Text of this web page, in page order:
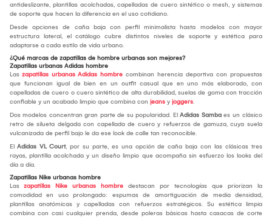
antideslizante, plantillas acolchadas, capelladas de cuero sintético o mesh, y sistemas
de soporte que hacen la diferencia en el uso cotidiano.
Desde opciones de caña baja con perfil minimalista hasta modelos con mayor
estructura lateral, el catálogo cubre distintos niveles de soporte y estética para
adaptarse a cada estilo de vida urbano.
¿Qué marcas de zapatillas de hombre urbanas son mejores?
Zapatillas urbanas Adidas hombre
Las zapatillas urbanas Adidas hombre combinan herencia deportiva con propuestas
que funcionan igual de bien en un outfit casual que en uno más elaborado, con
capelladas de cuero o cuero sintético de alta durabilidad, suelas de goma con tracción
confiable y un acabado limpio que combina con jeans y joggers.
Dos modelos concentran gran parte de su popularidad. El Adidas Samba es un clásico
retro de silueta delgada con capellada de cuero y refuerzos de gamuza, cuya suela
vulcanizada de perfil bajo le da ese look de calle tan reconocible.
El Adidas VL Court, por su parte, es una opción de caña baja con las clásicas tres
rayas, plantilla acolchada y un diseño limpio que acompaña sin esfuerzo los looks del
día a día.
Zapatillas Nike urbanas hombre
Las zapatillas Nike urbanas hombre destacan por tecnologías que priorizan la
comodidad en uso prolongado: espumas de amortiguación de media densidad,
plantillas anatómicas y capelladas con refuerzos estratégicos. Su estética limpia
combina con casi cualquier prenda, desde poleras básicas hasta casacas de corte